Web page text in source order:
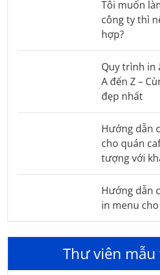
Tôi muốn
công ty thì
hợp?
Quy trình in
A đến Z –
đẹp nhất
Hướng dẫn
cho quán
tượng với
Hướng dẫn
in menu
Thư viên